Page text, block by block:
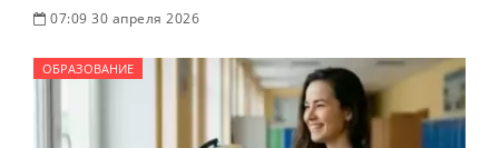
07:09 30 апреля 2026
ОБРАЗОВАНИЕ